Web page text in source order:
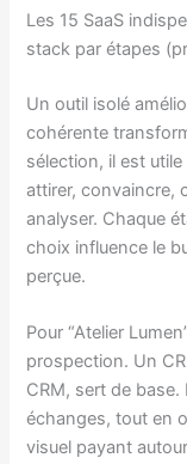
Les 15 SaaS
stack par étapes
Un outil isolé
cohérente
sélection, il est utile
attirer, convaincre,
analyser. Chaque
choix influence le
perçue.
Pour “Atelier
prospection. Un
CRM, sert de
échanges, tout en
visuel payant